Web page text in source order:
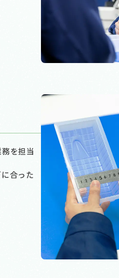
を担当
合った